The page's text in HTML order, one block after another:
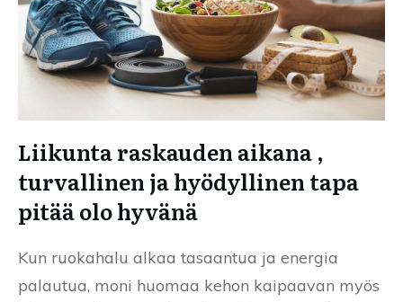
Liikunta raskauden aikana ,
turvallinen ja hyödyllinen tapa
pitää olo hyvänä
Kun ruokahalu alkaa tasaantua ja energia
palautua, moni huomaa kehon kaipaavan myös